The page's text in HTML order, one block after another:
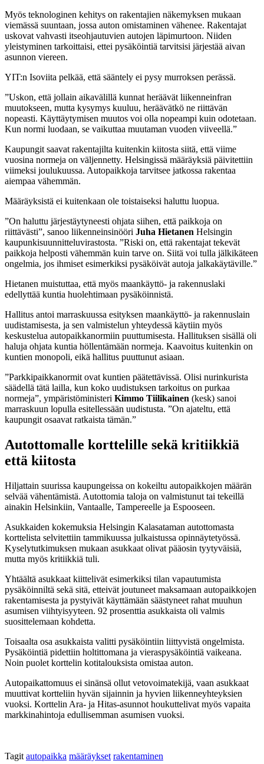
Myös teknologinen kehitys on rakentajien näkemyksen mukaan
viemässä suuntaan, jossa auton omistaminen vähenee. Rakentajat
uskovat vahvasti itseohjautuvien autojen läpimurtoon. Niiden
yleistyminen tarkoittaisi, ettei pysäköintiä tarvitsisi järjestää aivan
asunnon viereen.
YIT:n Isoviita pelkää, että sääntely ei pysy murroksen perässä.
”Uskon, että jollain aikavälillä kunnat heräävät liikenneinfran
muutokseen, mutta kysymys kuuluu, heräävätkö ne riittävän
nopeasti. Käyttäytymisen muutos voi olla nopeampi kuin odotetaan.
Kun normi luodaan, se vaikuttaa muutaman vuoden viiveellä.”
Kaupungit saavat rakentajilta kuitenkin kiitosta siitä, että viime
vuosina normeja on väljennetty. Helsingissä määräyksiä päivitettiin
viimeksi joulukuussa. Autopaikkoja tarvitsee jatkossa rakentaa
aiempaa vähemmän.
Määräyksistä ei kuitenkaan ole toistaiseksi haluttu luopua.
”On haluttu järjestäytyneesti ohjata siihen, että paikkoja on
riittävästi”, sanoo liikenneinsinööri Juha Hietanen Helsingin
kaupunkisuunnitteluvirastosta. ”Riski on, että rakentajat tekevät
paikkoja helposti vähemmän kuin tarve on. Siitä voi tulla jälkikäteen
ongelmia, jos ihmiset esimerkiksi pysäköivät autoja jalkakäytäville.”
Hietanen muistuttaa, että myös maankäyttö- ja rakennuslaki
edellyttää kuntia huolehtimaan pysäköinnistä.
Hallitus antoi marraskuussa esityksen maankäyttö- ja rakennuslain
uudistamisesta, ja sen valmistelun yhteydessä käytiin myös
keskustelua autopaikkanormiin puuttumisesta. Hallituksen sisällä oli
haluja ohjata kuntia höllentämään normeja. Kaavoitus kuitenkin on
kuntien monopoli, eikä hallitus puuttunut asiaan.
”Parkkipaikkanormit ovat kuntien päätettävissä. Olisi nurinkurista
säädellä tätä lailla, kun koko uudistuksen tarkoitus on purkaa
normeja”, ympäristöministeri Kimmo Tiilikainen (kesk) sanoi
marraskuun lopulla esitellessään uudistusta. ”On ajateltu, että
kaupungit osaavat ratkaista tämän.”
Autottomalle korttelille sekä kritiikkiä
että kiitosta
Hiljattain suurissa kaupungeissa on kokeiltu autopaikkojen määrän
selvää vähentämistä. Autottomia taloja on valmistunut tai tekeillä
ainakin Helsinkiin, Vantaalle, Tampereelle ja Espooseen.
Asukkaiden kokemuksia Helsingin Kalasataman autottomasta
korttelista selvitettiin tammikuussa julkaistussa opinnäytetyössä.
Kyselytutkimuksen mukaan asukkaat olivat pääosin tyytyväisiä,
mutta myös kritiikkiä tuli.
Yhtäältä asukkaat kiittelivät esimerkiksi tilan vapautumista
pysäköinniltä sekä sitä, etteivät joutuneet maksamaan autopaikkojen
rakentamisesta ja pystyivät käyttämään säästyneet rahat muuhun
asumisen viihtyisyyteen. 92 prosenttia asukkaista oli valmis
suosittelemaan kohdetta.
Toisaalta osa asukkaista valitti pysäköintiin liittyvistä ongelmista.
Pysäköintiä pidettiin holtittomana ja vieraspysäköintiä vaikeana.
Noin puolet korttelin kotitalouksista omistaa auton.
Autopaikattomuus ei sinänsä ollut vetovoimatekijä, vaan asukkaat
muuttivat kortteliin hyvän sijainnin ja hyvien liikenneyhteyksien
vuoksi. Korttelin Ara- ja Hitas-asunnot houkuttelivat myös vapaita
markkinahintoja edullisemman asumisen vuoksi.
Tagit autopaikka määräykset rakentaminen